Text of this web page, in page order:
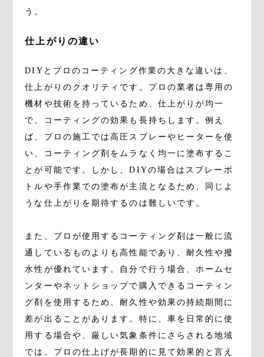
う。
仕上がりの違い
DIYとプロのコーティング作業の大きな違いは、
仕上がりのクオリティです。プロの業者は専用の
機材や技術を持っているため、仕上がりが均一
で、コーティングの効果も長持ちします。例え
ば、プロの施工では高圧スプレーやヒーターを使
い、コーティング剤をムラなく均一に塗布するこ
とが可能です。しかし、DIYの場合はスプレーボ
トルや手作業での塗布が主流となるため、同じよ
うな仕上がりを期待するのは難しいです。
また、プロが使用するコーティング剤は一般に流
通しているものよりも高性能であり、耐久性や撥
水性が優れています。自分で行う場合、ホームセ
ンターやネットショップで購入できるコーティン
グ剤を使用するため、耐久性や効果の持続期間に
差が出ることがあります。特に、車を日常的に使
用する場合や、厳しい気象条件にさらされる地域
では、プロの仕上げが長期的に見て効果的と言え